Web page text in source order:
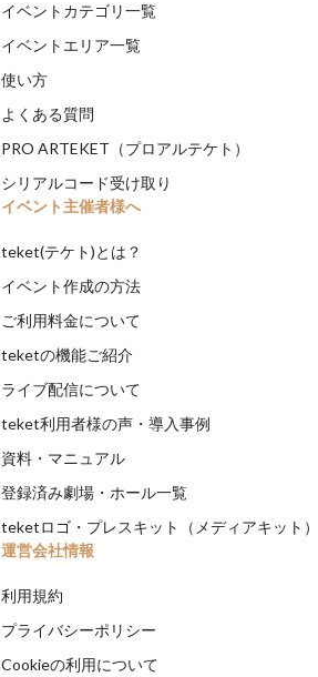
イベントカテゴリ一覧
イベントエリア一覧
使い方
よくある質問
PRO ARTEKET（プロアルテケト）
シリアルコード受け取り
イベント主催者様へ
teket(テケト)とは？
イベント作成の方法
ご利用料金について
teketの機能ご紹介
ライブ配信について
teket利用者様の声・導入事例
資料・マニュアル
登録済み劇場・ホール一覧
teketロゴ・プレスキット（メディアキット）
運営会社情報
利用規約
プライバシーポリシー
Cookieの利用について